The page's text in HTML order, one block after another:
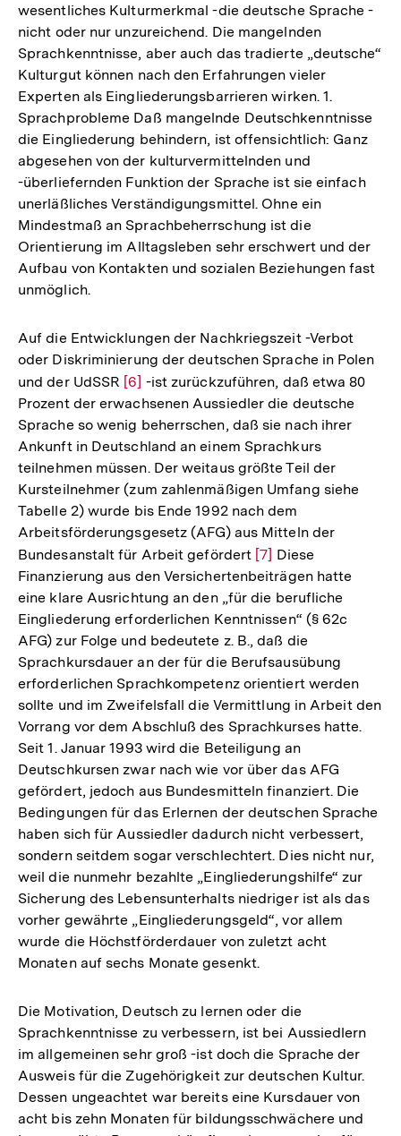
wesentliches Kulturmerkmal -die deutsche Sprache -
nicht oder nur unzureichend. Die mangelnden
Sprachkenntnisse, aber auch das tradierte „deutsche“
Kulturgut können nach den Erfahrungen vieler
Experten als Eingliederungsbarrieren wirken. 1.
Sprachprobleme Daß mangelnde Deutschkenntnisse
die Eingliederung behindern, ist offensichtlich: Ganz
abgesehen von der kulturvermittelnden und
-überliefernden Funktion der Sprache ist sie einfach
unerläßliches Verständigungsmittel. Ohne ein
Mindestmaß an Sprachbeherrschung ist die
Orientierung im Alltagsleben sehr erschwert und der
Aufbau von Kontakten und sozialen Beziehungen fast
unmöglich.
Auf die Entwicklungen der Nachkriegszeit -Verbot
oder Diskriminierung der deutschen Sprache in Polen
und der UdSSR Zur
Auflösung
der
Fußnote
[6] -ist zurückzuführen, daß etwa 80
Prozent der erwachsenen Aussiedler die deutsche
Sprache so wenig beherrschen, daß sie nach ihrer
Ankunft in Deutschland an einem Sprachkurs
teilnehmen müssen. Der weitaus größte Teil der
Kursteilnehmer (zum zahlenmäßigen Umfang siehe
Tabelle 2) wurde bis Ende 1992 nach dem
Arbeitsförderungsgesetz (AFG) aus Mitteln der
Bundesanstalt für Arbeit gefördert Zur
Auflösung
der
Fußnote
[7] Diese
Finanzierung aus den Versichertenbeiträgen hatte
eine klare Ausrichtung an den „für die berufliche
Eingliederung erforderlichen Kenntnissen“ (§ 62c
AFG) zur Folge und bedeutete z. B., daß die
Sprachkursdauer an der für die Berufsausübung
erforderlichen Sprachkompetenz orientiert werden
sollte und im Zweifelsfall die Vermittlung in Arbeit den
Vorrang vor dem Abschluß des Sprachkurses hatte.
Seit 1. Januar 1993 wird die Beteiligung an
Deutschkursen zwar nach wie vor über das AFG
gefördert, jedoch aus Bundesmitteln finanziert. Die
Bedingungen für das Erlernen der deutschen Sprache
haben sich für Aussiedler dadurch nicht verbessert,
sondern seitdem sogar verschlechtert. Dies nicht nur,
weil die nunmehr bezahlte „Eingliederungshilfe“ zur
Sicherung des Lebensunterhalts niedriger ist als das
vorher gewährte „Eingliederungsgeld“, vor allem
wurde die Höchstförderdauer von zuletzt acht
Monaten auf sechs Monate gesenkt.
Die Motivation, Deutsch zu lernen oder die
Sprachkenntnisse zu verbessern, ist bei Aussiedlern
im allgemeinen sehr groß -ist doch die Sprache der
Ausweis für die Zugehörigkeit zur deutschen Kultur.
Dessen ungeachtet war bereits eine Kursdauer von
acht bis zehn Monaten für bildungsschwächere und